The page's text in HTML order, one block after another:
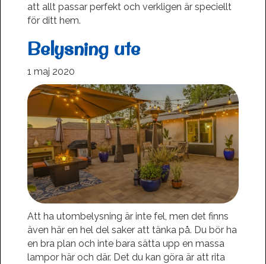
att allt passar perfekt och verkligen är speciellt
för ditt hem.
Belysning ute
1 maj 2020
Att ha utombelysning är inte fel, men det finns
även här en hel del saker att tänka på. Du bör ha
en bra plan och inte bara sätta upp en massa
lampor här och där. Det du kan göra är att rita